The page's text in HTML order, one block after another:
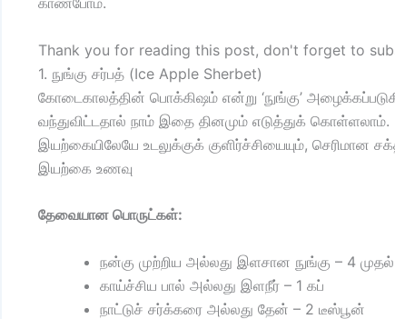
Thank you for reading this post, don't forget to
1. நுங்கு சர்பத் (Ice Apple Sherbet)
கோடைகாலத்தின் பொக்கிஷம் என்று ‘நுங்கு’
வந்துவிட்டதால் நாம் இதை தினமும்
இயற்கையிலேயே உடலுக்குக் குளிர்ச்சியையும், செரிமான
இயற்கை உணவு
தேவையான பொருட்கள்:
நன்கு முற்றிய அல்லது இளசான நுங்கு – 4
காய்ச்சிய பால் அல்லது இளநீர் – 1 கப்
நாட்டுச் சர்க்கரை அல்லது தேன் – 2 டீஸ்பூன்